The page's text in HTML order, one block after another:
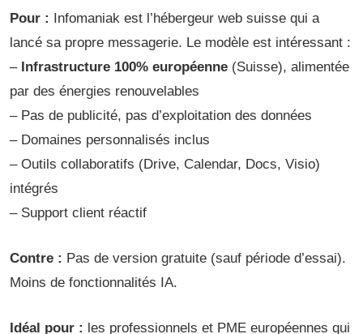
Pour : Infomaniak est l’hébergeur web suisse qui a
lancé sa propre messagerie. Le modèle est intéressant :
– Infrastructure 100% européenne (Suisse), alimentée
par des énergies renouvelables
– Pas de publicité, pas d’exploitation des données
– Domaines personnalisés inclus
– Outils collaboratifs (Drive, Calendar, Docs, Visio)
intégrés
– Support client réactif
Contre : Pas de version gratuite (sauf période d’essai).
Moins de fonctionnalités IA.
Idéal pour : les professionnels et PME européennes qui